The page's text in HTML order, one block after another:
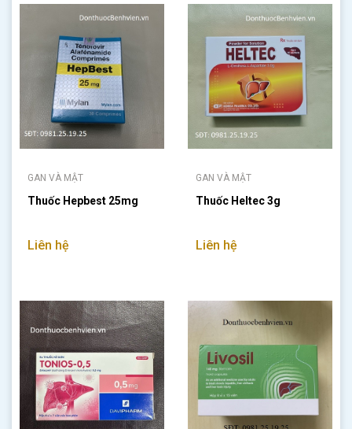
GAN VÀ MẬT
Thuốc Hepbest 25mg
Liên hệ
GAN VÀ MẬT
Thuốc Heltec 3g
Liên hệ